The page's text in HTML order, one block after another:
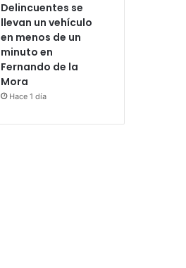
Delincuentes se
llevan un vehículo
en menos de un
minuto en
Fernando de la
Mora
Hace 1 día